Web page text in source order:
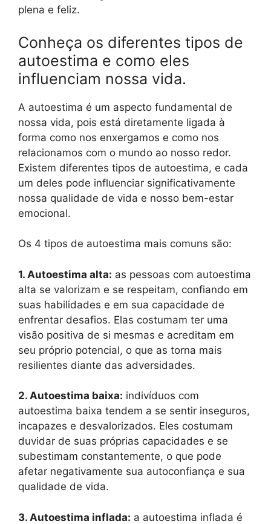
plena e feliz.
Conheça os diferentes tipos de
autoestima e como eles
influenciam nossa vida.
A autoestima é um aspecto fundamental de
nossa vida, pois está diretamente ligada à
forma como nos enxergamos e como nos
relacionamos com o mundo ao nosso redor.
Existem diferentes tipos de autoestima, e cada
um deles pode influenciar significativamente
nossa qualidade de vida e nosso bem-estar
emocional.
Os 4 tipos de autoestima mais comuns são:
1. Autoestima alta: as pessoas com autoestima
alta se valorizam e se respeitam, confiando em
suas habilidades e em sua capacidade de
enfrentar desafios. Elas costumam ter uma
visão positiva de si mesmas e acreditam em
seu próprio potencial, o que as torna mais
resilientes diante das adversidades.
2. Autoestima baixa: indivíduos com
autoestima baixa tendem a se sentir inseguros,
incapazes e desvalorizados. Eles costumam
duvidar de suas próprias capacidades e se
subestimam constantemente, o que pode
afetar negativamente sua autoconfiança e sua
qualidade de vida.
3. Autoestima inflada: a autoestima inflada é